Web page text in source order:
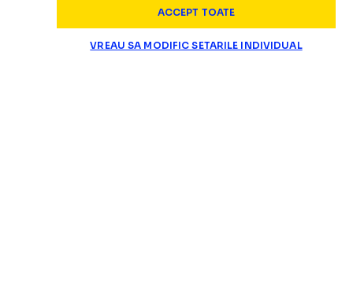
ACCEPT TOATE
VREAU SA MODIFIC SETARILE INDIVIDUAL